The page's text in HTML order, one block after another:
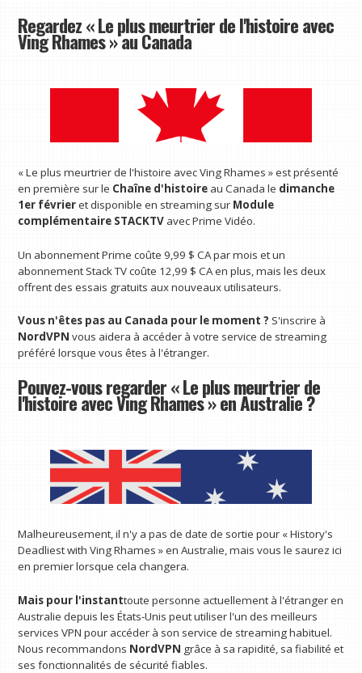
Regardez « Le plus meurtrier de l'histoire avec
Ving Rhames » au Canada
« Le plus meurtrier de l'histoire avec Ving Rhames » est présenté
en première sur le Chaîne d'histoire au Canada le dimanche
1er févrieret disponible en streaming sur Module
complémentaire STACKTV avec Prime Vidéo.
Un abonnement Prime coûte 9,99 $ CA par mois et un
abonnement Stack TV coûte 12,99 $ CA en plus, mais les deux
offrent des essais gratuits aux nouveaux utilisateurs.
Vous n'êtes pas au Canada pour le moment ? S'inscrire à
NordVPN vous aidera à accéder à votre service de streaming
préféré lorsque vous êtes à l'étranger.
Pouvez-vous regarder « Le plus meurtrier de
l'histoire avec Ving Rhames » en Australie ?
Malheureusement, il n'y a pas de date de sortie pour « History's
Deadliest with Ving Rhames » en Australie, mais vous le saurez ici
en premier lorsque cela changera.
Mais pour l'instanttoute personne actuellement à l'étranger en
Australie depuis les États-Unis peut utiliser l'un des meilleurs
services VPN pour accéder à son service de streaming habituel.
Nous recommandons NordVPN grâce à sa rapidité, sa fiabilité et
ses fonctionnalités de sécurité fiables.